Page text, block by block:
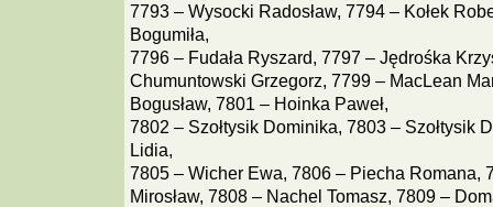
7793 – Wysocki Radosław, 7794 – Kołek
Bogumiła,
7796 – Fudała Ryszard, 7797 – Jędrośka
Chumuntowski Grzegorz, 7799 – MacLean
Bogusław, 7801 – Hoinka Paweł,
7802 – Szołtysik Dominika, 7803 – Szołtysik
Lidia,
7805 – Wicher Ewa, 7806 – Piecha Romana,
Mirosław, 7808 – Nachel Tomasz, 7809 –